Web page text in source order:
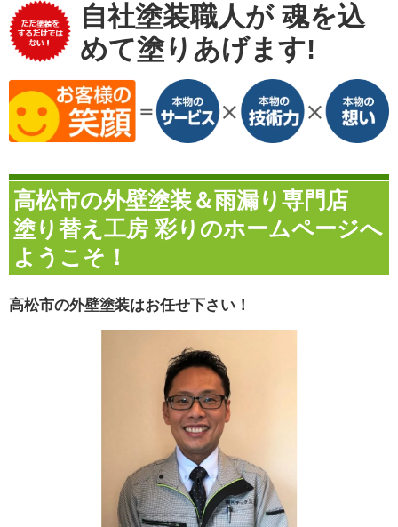
自社塗装職人が魂を込
めて塗りあげます!
高松市の外壁塗装＆雨漏り専門店
塗り替え工房 彩りのホームページへ
ようこそ！
高松市の外壁塗装はお任せ下さい！